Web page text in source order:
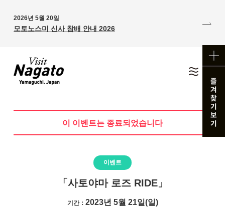
2026년 5월 20일
모토노스미 신사 참배 안내 2026
이 이벤트는 종료되었습니다
이벤트
「사토야마 로즈 RIDE」
기간： 2023년 5월 21일(일)